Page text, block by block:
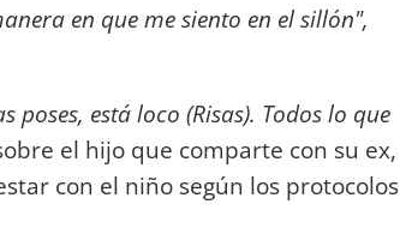
en que me siento en el sillón",
poses, está loco (Risas). Todos lo que
el hijo que comparte con su ex,
con el niño según los protocolos